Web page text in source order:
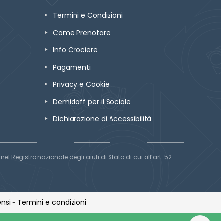
Termini e Condizioni
Come Prenotare
Info Crociere
Pagamenti
Privacy e Cookie
Demidoff per il Sociale
Dichiarazione di Accessibilità
Registro nazionale degli aiuti di Stato di cui all’art. 52
- Termini e condizioni